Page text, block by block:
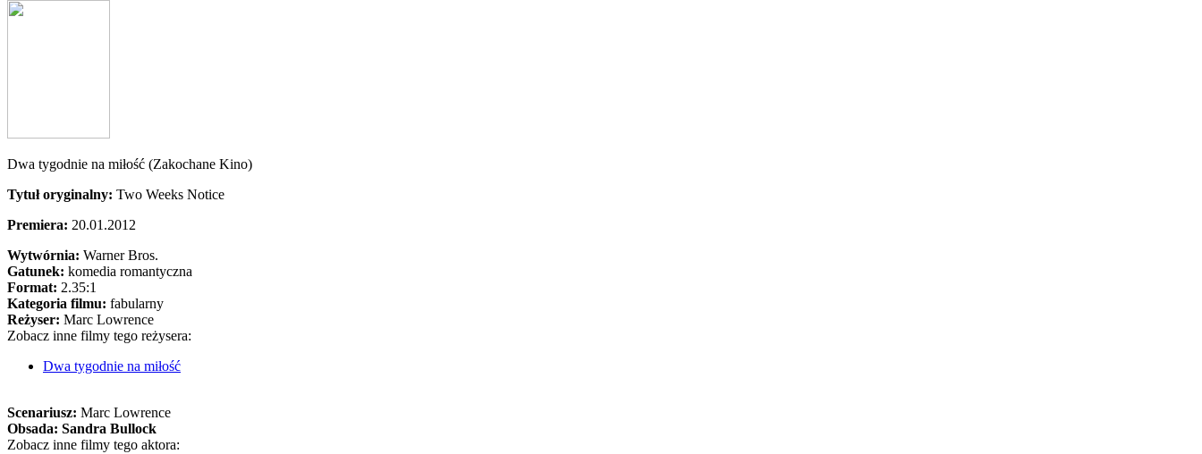
Dwa tygodnie na miłość (Zakochane Kino)
Tytuł oryginalny: Two Weeks Notice
Premiera: 20.01.2012
Wytwórnia: Warner Bros.
Gatunek: komedia romantyczna
Format: 2.35:1
Kategoria filmu: fabularny
Reżyser: Marc Lowrence
Zobacz inne filmy tego reżysera:
Dwa tygodnie na miłość
Scenariusz: Marc Lowrence
Obsada: Sandra Bullock
Zobacz inne filmy tego aktora: